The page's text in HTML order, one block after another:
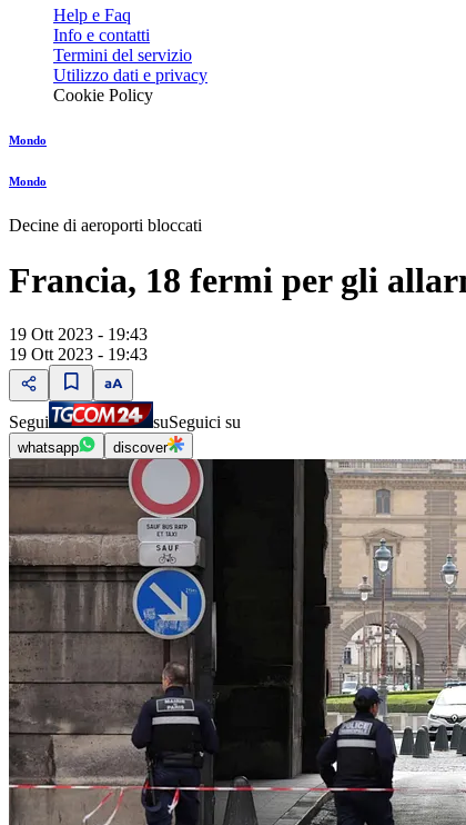
Help e Faq
Info e contatti
Termini del servizio
Utilizzo dati e privacy
Cookie Policy
Mondo
Mondo
Decine di aeroporti bloccati
Francia, 18 fermi per gli
19 Ott 2023 - 19:43
19 Ott 2023 - 19:43
Segui suSeguici su
whatsapp discover